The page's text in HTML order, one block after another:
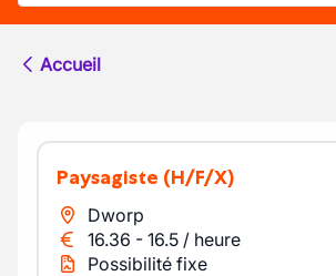
Accueil
Paysagiste (H/F/X)
Dworp
16.36 - 16.5 / heure
Possibilité fixe